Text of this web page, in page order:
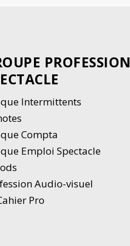
PROFESSION
Intermittents
Compta
Emploi Spectacle
Audio-visuel
Pro